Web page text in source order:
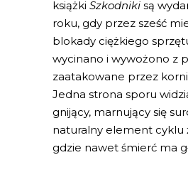
książki Szkodniki są
roku, gdy przez sześć
blokady ciężkiego
wycinano i wywożono z
zaatakowane przez
Jedna strona sporu
gnijący, marnujący się
naturalny element cyklu
gdzie nawet śmierć ma